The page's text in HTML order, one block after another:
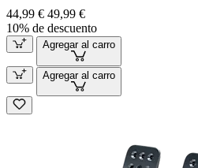
44,99 € 49,99 €
10% de descuento
Agregar al carro
Agregar al carro